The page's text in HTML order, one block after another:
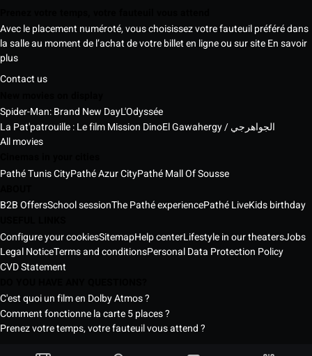
Avec le placement numéroté, vous choisissez votre fauteuil préféré dans
la salle au moment de l’achat de votre billet en ligne ou sur siteEn savoir
plus
Contact us
Spider-Man: Brand New DayL'Odyssée
La Pat'patrouille : Le film Mission Dino
El Gawahergy / الجواهرجي
All movies
Pathé Tunis CityPathé Azur CityPathé Mall Of Sousse
B2B OffersSchool sessionThe Pathé experiencePathé LiveKids birthday
Configure your cookiesSitemapHelp centerLifestyle in our theatersJobs
Legal NoticeTerms and conditionsPersonal Data Protection Policy
CVD Statement
C'est quoi un film en Dolby Atmos ?
Comment fonctionne la carte 5 places ?
Prenez votre temps, votre fauteuil vous attend ?